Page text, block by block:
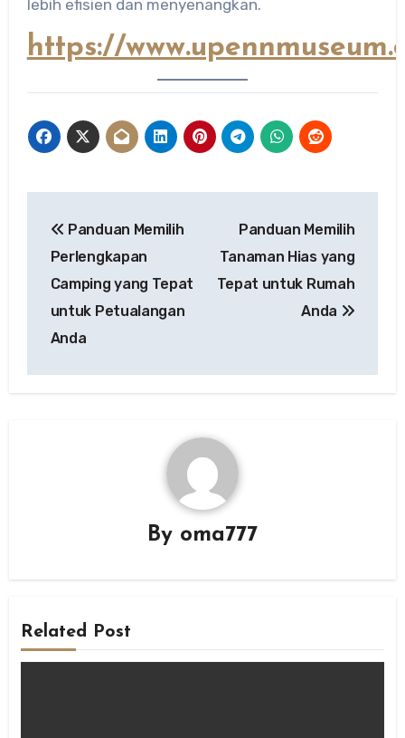
lebih efisien dan menyenangkan.
https://
navigation
Panduan Memilih
Perlengkapan
Camping yang Tepat
untuk Petualangan
Anda
Panduan Memilih
Tanaman Hias yang
Tepat untuk Rumah
Anda
By oma777
Related Post